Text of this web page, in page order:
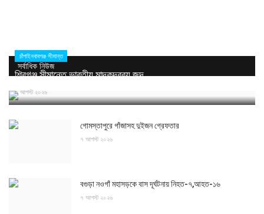
সর্বাধিক নিউজ
চাঁপাইনবাবগঞ্জ সীমান্ত
শিবগঞ্জ সীমান্তে ভারতীয় মাদকদ্রব্য জব্দ
৭ আগস্ট ২০২৬
গোমস্তাপুরে গাঁজাসহ দুইজন গ্রেফতার
৭ আগস্ট ২০২৬
বগুড়া নওগাঁ মহাসড়কে বাস দূর্ঘটনায় নিহত-৭,আহত-১৬
৭ আগস্ট ২০২৬